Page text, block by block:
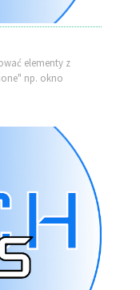
elementy z
np. okno